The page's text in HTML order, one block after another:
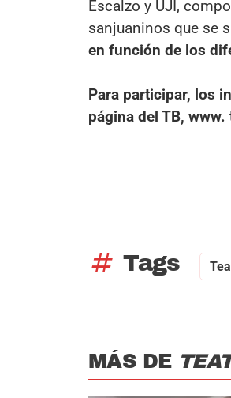
Escalzo y UJI,
sanjuaninos que se
en función de los
Para participar, los
página del TB,
tag Tags
MÁS DE